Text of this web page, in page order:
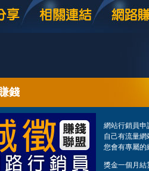
錢
網站行銷員申
自己有流量
您會有專屬的
獎金一個月結